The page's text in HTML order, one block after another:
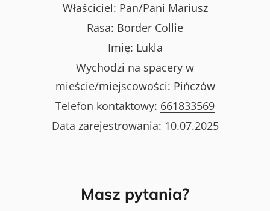
Właściciel: Pan/Pani Mariusz
Rasa: Border Collie
Imię: Lukla
Wychodzi na spacery w
mieście/miejscowości: Pińczów
Telefon kontaktowy: 661833569
Data zarejestrowania: 10.07.2025
Masz pytania?